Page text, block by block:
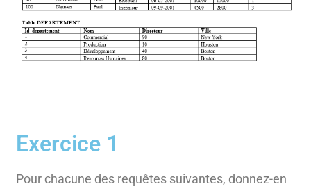
Exercice 1
Pour chacune des requêtes suivantes, donnez-en